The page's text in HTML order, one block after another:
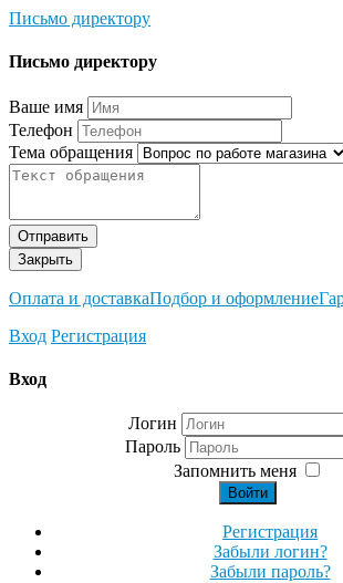
Письмо директору
Письмо директору
Ваше имя
Телефон
Тема обращения
Отправить
Закрыть
Оплата и доставкаПодбор и оформление
Вход Регистрация
Вход
Логин
Пароль
Запомнить меня
Войти
Регистрация
Забыли логин?
Забыли пароль?